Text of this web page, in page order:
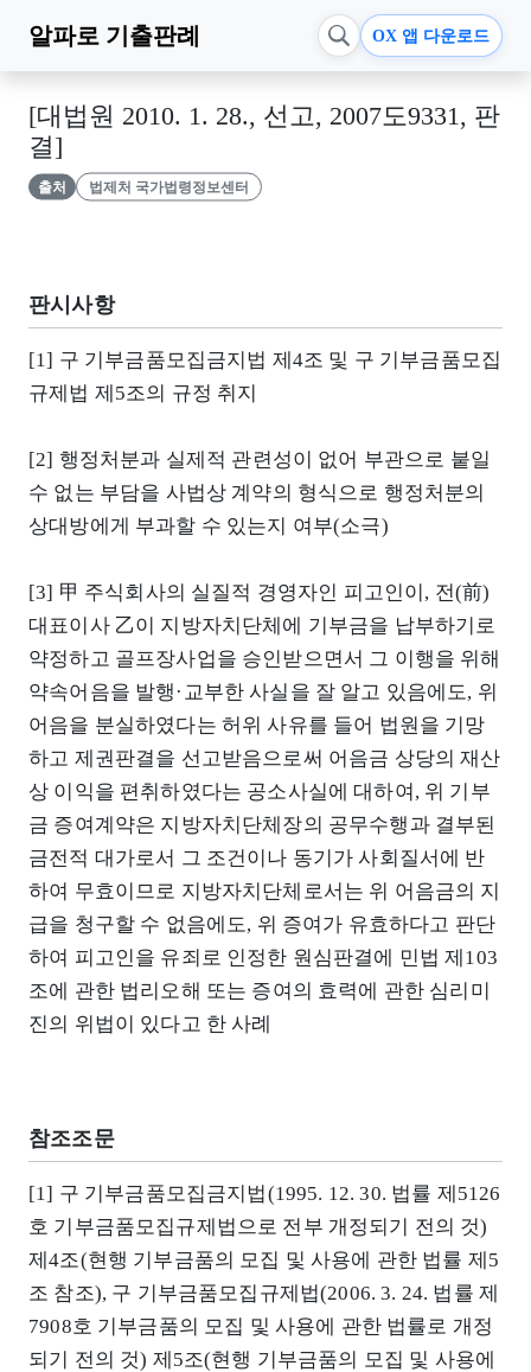
알파로 기출판례 OX 앱 다운로드
[대법원 2010. 1. 28., 선고, 2007도9331, 판
결]
출처 법제처 국가법령정보센터
판시사항
[1] 구 기부금품모집금지법 제4조 및 구 기부금품모집
규제법 제5조의 규정 취지
[2] 행정처분과 실제적 관련성이 없어 부관으로 붙일
수 없는 부담을 사법상 계약의 형식으로 행정처분의
상대방에게 부과할 수 있는지 여부(소극)
[3] 甲 주식회사의 실질적 경영자인 피고인이, 전(前)
대표이사 乙이 지방자치단체에 기부금을 납부하기로
약정하고 골프장사업을 승인받으면서 그 이행을 위해
약속어음을 발행·교부한 사실을 잘 알고 있음에도, 위
어음을 분실하였다는 허위 사유를 들어 법원을 기망
하고 제권판결을 선고받음으로써 어음금 상당의 재산
상 이익을 편취하였다는 공소사실에 대하여, 위 기부
금 증여계약은 지방자치단체장의 공무수행과 결부된
금전적 대가로서 그 조건이나 동기가 사회질서에 반
하여 무효이므로 지방자치단체로서는 위 어음금의 지
급을 청구할 수 없음에도, 위 증여가 유효하다고 판단
하여 피고인을 유죄로 인정한 원심판결에 민법 제103
조에 관한 법리오해 또는 증여의 효력에 관한 심리미
진의 위법이 있다고 한 사례
참조조문
[1] 구 기부금품모집금지법(1995. 12. 30. 법률 제5126
호 기부금품모집규제법으로 전부 개정되기 전의 것)
제4조(현행 기부금품의 모집 및 사용에 관한 법률 제5
조 참조), 구 기부금품모집규제법(2006. 3. 24. 법률 제
7908호 기부금품의 모집 및 사용에 관한 법률로 개정
되기 전의 것) 제5조(현행 기부금품의 모집 및 사용에